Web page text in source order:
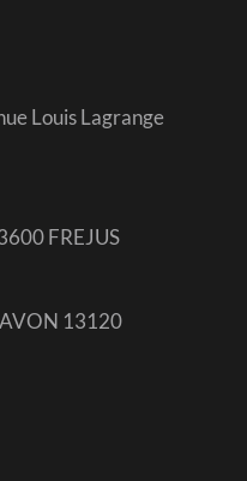
Louis Lagrange
FREJUS
AVON 13120